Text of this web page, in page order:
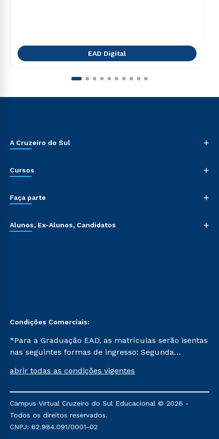
EAD Digital
A Cruzeiro do Sul +
Cursos +
Faça parte +
Alunos, Ex-Alunos, Candidatos +
Condições Comerciais:
*Para a Graduação EAD, as matrículas serão isentas
nas seguintes formas de ingresso: Segunda
Já para as demais, a taxa de matrícula será de R$
mencionadas são referentes aos cursos: Ensino
Religioso, Geografia para a Docência e Metodologia
do Ensino de História: Questões Atuais.
abrir todas as condições vigentes
Campus Virtual Cruzeiro do Sul Educacional © 2026 -
Todos os direitos reservados.
CNPJ: 62.984.091/0001-02